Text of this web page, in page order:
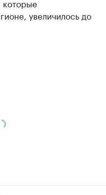
которые
увеличилось до